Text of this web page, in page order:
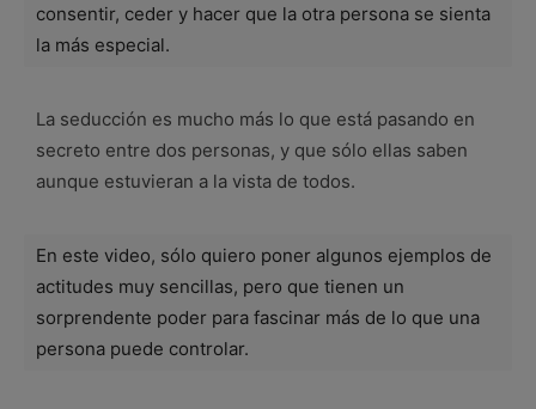
consentir, ceder y hacer que la otra persona se sienta
la más especial.
La seducción es mucho más lo que está pasando en
secreto entre dos personas, y que sólo ellas saben
aunque estuvieran a la vista de todos.
En este video, sólo quiero poner algunos ejemplos de
actitudes muy sencillas, pero que tienen un
sorprendente poder para fascinar más de lo que una
persona puede controlar.